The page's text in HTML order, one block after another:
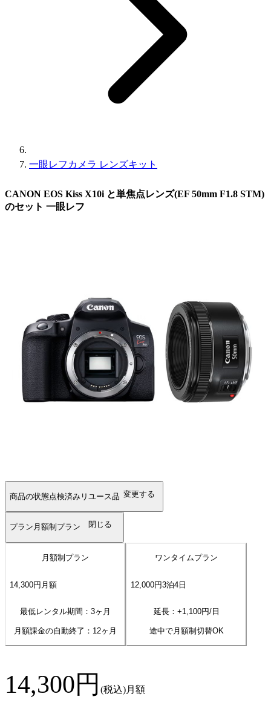
一眼レフカメラ レンズキット
CANON EOS Kiss X10i と単焦点レンズ(EF 50mm F1.8 STM)
のセット 一眼レフ
商品の状態点検済みリユース品 変更する
プラン 月額制プラン 閉じる
月額制プラン
14,300円 月額
最低レンタル期間：3ヶ月
月額課金の自動終了： 12ヶ月
ワンタイムプラン
12,000円3泊4日
延長：+1,100円/日
途中で月額制切替OK
14,300円 (税込)月額